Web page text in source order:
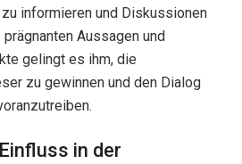
informieren und Diskussionen
Aussagen und
gelingt es ihm, die
zu gewinnen und den Dialog
in der